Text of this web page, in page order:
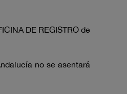
DE REGISTRO de
no se asentará